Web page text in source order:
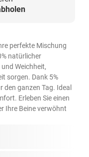
perfekte Mischung
natürlicher
Weichheit,
sorgen. Dank 5%
den ganzen Tag. Ideal
Erleben Sie einen
Ihre Beine verwöhnt